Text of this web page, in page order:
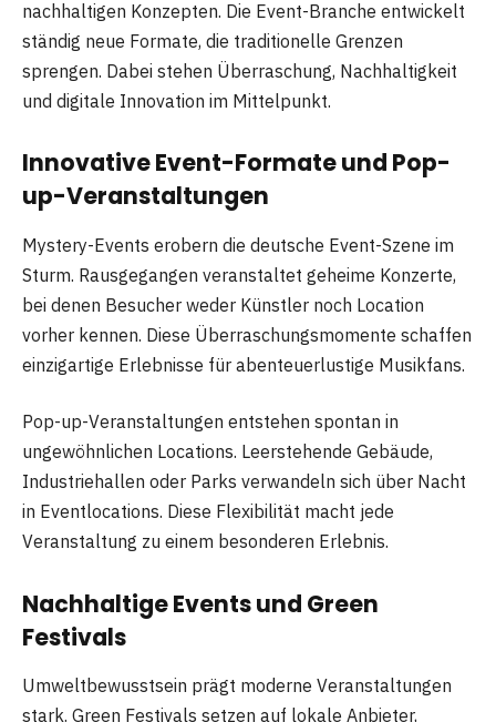
nachhaltigen Konzepten. Die Event-Branche entwickelt
ständig neue Formate, die traditionelle Grenzen
sprengen. Dabei stehen Überraschung, Nachhaltigkeit
und digitale Innovation im Mittelpunkt.
Innovative Event-Formate und Pop-
up-Veranstaltungen
Mystery-Events erobern die deutsche Event-Szene im
Sturm. Rausgegangen veranstaltet geheime Konzerte,
bei denen Besucher weder Künstler noch Location
vorher kennen. Diese Überraschungsmomente schaffen
einzigartige Erlebnisse für abenteuerlustige Musikfans.
Pop-up-Veranstaltungen entstehen spontan in
ungewöhnlichen Locations. Leerstehende Gebäude,
Industriehallen oder Parks verwandeln sich über Nacht
in Eventlocations. Diese Flexibilität macht jede
Veranstaltung zu einem besonderen Erlebnis.
Nachhaltige Events und Green
Festivals
Umweltbewusstsein prägt moderne Veranstaltungen
stark. Green Festivals setzen auf lokale Anbieter,